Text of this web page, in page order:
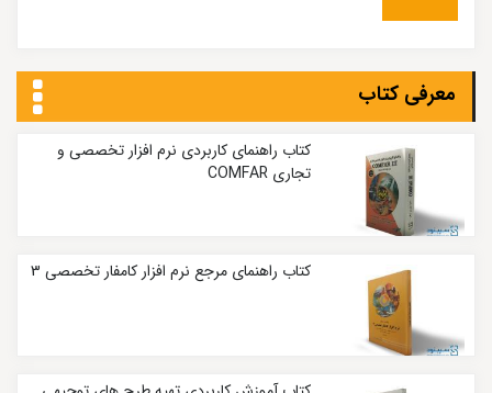
معرفی کتاب
کتاب راهنمای کاربردی نرم افزار تخصصی و
تجاری COMFAR
کتاب راهنمای مرجع نرم افزار کامفار تخصصی 3